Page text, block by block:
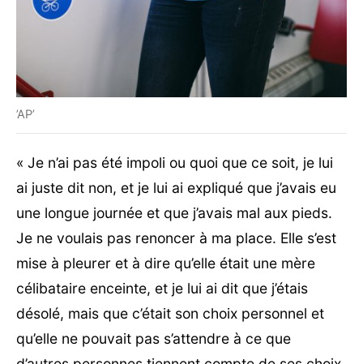
’AP’
« Je n’ai pas été impoli ou quoi que ce soit, je lui
ai juste dit non, et je lui ai expliqué que j’avais eu
une longue journée et que j’avais mal aux pieds.
Je ne voulais pas renoncer à ma place. Elle s’est
mise à pleurer et à dire qu’elle était une mère
célibataire enceinte, et je lui ai dit que j’étais
désolé, mais que c’était son choix personnel et
qu’elle ne pouvait pas s’attendre à ce que